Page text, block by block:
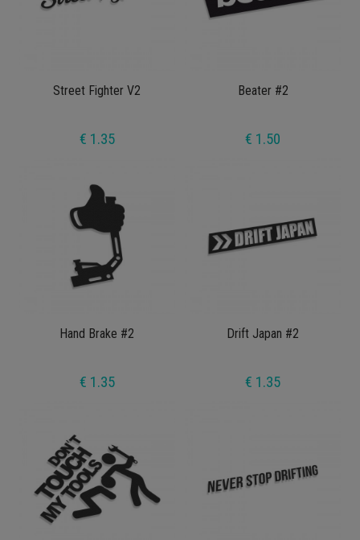
Street Fighter V2
€ 1.35
Beater #2
€ 1.50
Hand Brake #2
€ 1.35
Drift Japan #2
€ 1.35